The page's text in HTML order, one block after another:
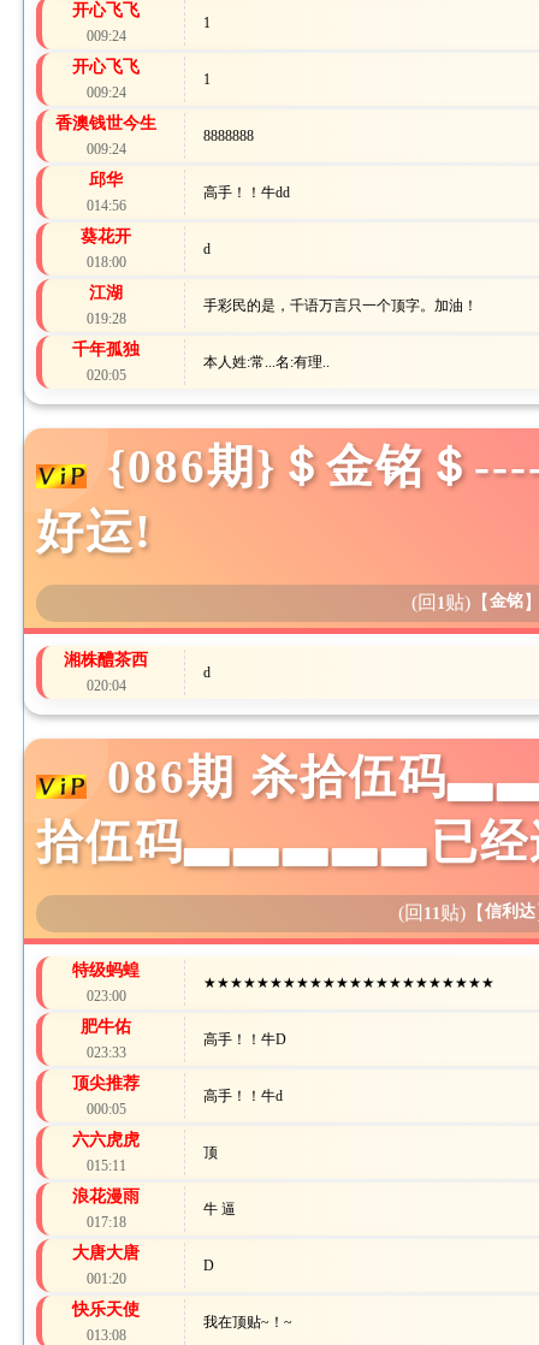
开心飞飞
009:24
1
开心飞飞
009:24
1
香澳钱世今生
009:24
8888888
邱华
014:56
高手！！牛dd
葵花开
018:00
d
江湖
019:28
手彩民的是，千语万言只一个顶字。加油！
千年孤独
020:05
本人姓:常...名:有理..
{086期}＄金铭＄
好运!
(回 1贴)【 金铭
湘株醴茶西
020:04
d
086期 杀拾伍
拾伍码▃▃▃▃▃已经
(回 11贴) 【信利达
特级蚂蝗
023:00
★★★★★★★★★★★★★★★★★★★★★★
肥牛佑
023:33
高手！！牛D
顶尖推荐
000:05
高手！！牛d
六六虎虎
015:11
顶
浪花漫雨
017:18
牛 逼
大唐大唐
001:20
D
快乐天使
013:08
我在顶贴~！~